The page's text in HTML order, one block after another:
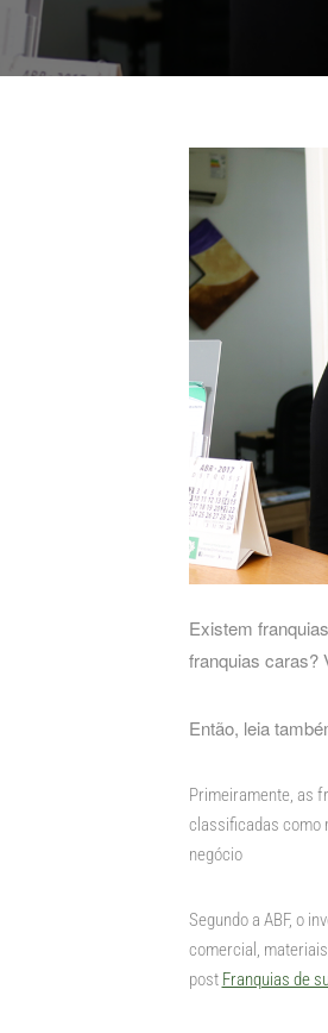
Existem
franquias caras?
Então, leia
Primeiramente, as
classificadas como
negócio
Segundo a ABF, o
comercial,
post Franquias de